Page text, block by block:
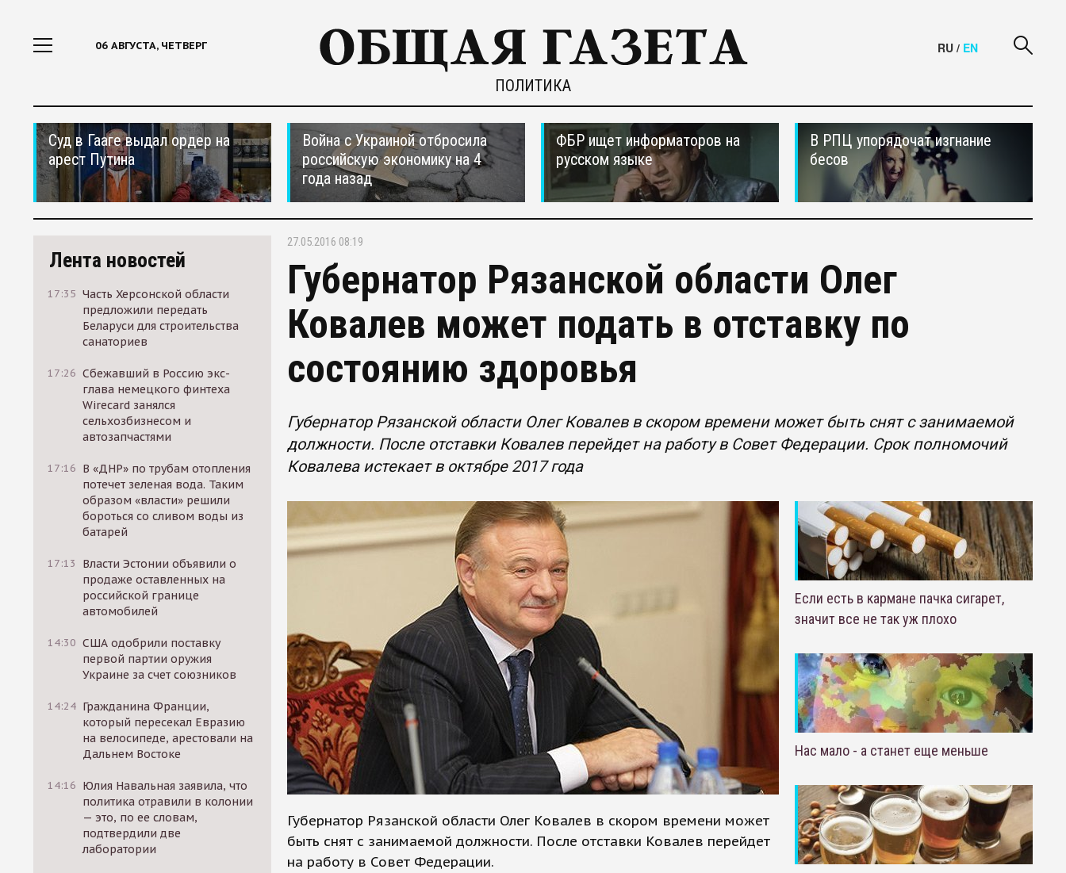
06 АВГУСТА, ЧЕТВЕРГ
ПОЛИТИКА
RU / EN
Суд в Гааге выдал ордер на
арест Путина
Война с Украиной отбросила
российскую экономику на 4
года назад
ФБР ищет информаторов на
русском языке
В РПЦ упорядочат изгнание
бесов
Лента новостей
17:35 Часть Херсонской области
предложили передать
Беларуси для строительства
санаториев
17:26 Сбежавший в Россию экс-
глава немецкого финтеха
Wirecard занялся
сельхозбизнесом и
автозапчастями
17:16 В «ДНР» по трубам отопления
потечет зеленая вода. Таким
образом «власти» решили
бороться со сливом воды из
батарей
17:13
Власти Эстонии объявили о
продаже оставленных на
российской границе
автомобилей
14:30 США одобрили поставку
первой партии оружия
Украине за счет союзников
14:24 Гражданина Франции,
который пересекал Евразию
на велосипеде, арестовали на
Дальнем Востоке
14:16 Юлия Навальная заявила, что
политика отравили в колонии
— это, по ее словам,
подтвердили две
лаборатории
27.05.2016 08:19
Губернатор Рязанской области Олег
Ковалев может подать в отставку по
состоянию здоровья
Губернатор Рязанской области Олег Ковалев в скором времени может быть снят с занимаемой
должности. После отставки Ковалев перейдет на работу в Совет Федерации. Срок полномочий
Ковалева истекает в октябре 2017 года
Губернатор Рязанской области Олег Ковалев в скором времени может
быть снят с занимаемой должности. После отставки Ковалев перейдет
на работу в Совет Федерации.
Если есть в кармане пачка сигарет,
значит все не так уж плохо
Нас мало - а станет еще меньше